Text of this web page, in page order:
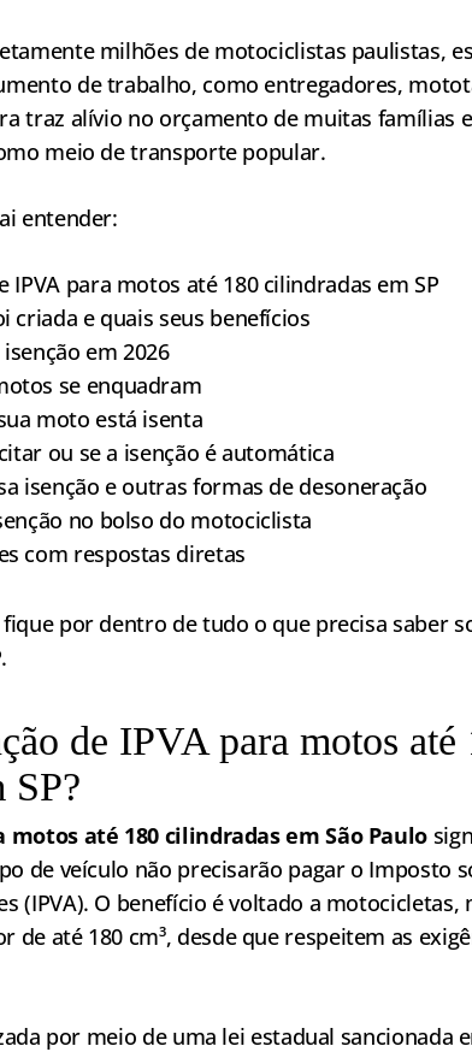
milhões de motociclistas paulistas,
de trabalho, como entregadores,
traz alívio no orçamento de muitas famílias
meio de transporte popular.
entender:
IPVA para motos até 180 cilindradas em SP
criada e quais seus benefícios
em 2026
se enquadram
moto está isenta
ou se a isenção é automática
isenção e outras formas de desoneração
no bolso do motociclista
com respostas diretas
por dentro de tudo o que precisa saber
de IPVA para motos até
SP?
motos até 180 cilindradas em São Paulo
de veículo não precisarão pagar o Imposto
(IPVA). O benefício é voltado a motocicletas,
até 180 cm³, desde que respeitem as
por meio de uma lei estadual sancionada